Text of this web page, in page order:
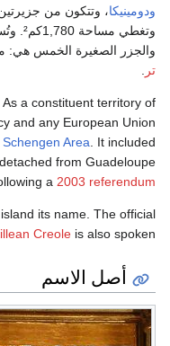
ودومينيكا، وتتكون من
وتغطي مساحة 1,780كم². وتُسمى كبرى الجزيرتين غوادالوب أو
والجزر الصغيرة الخمس هي:
تر
a constituent territory of
and any European Union
Schengen Area . It included
from Guadeloupe
a 2003 referendum
its name. The official
Creole is also spoken.
أصل الاسم